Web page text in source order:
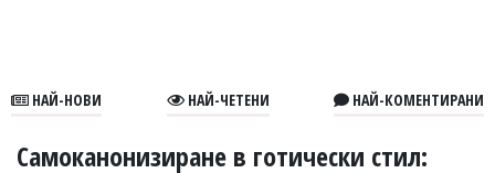
В
НАЙ-НОВИ НАЙ-ЧЕТЕНИ НАЙ-КОМЕНТИРАНИ
Самоканонизиране в готически стил: